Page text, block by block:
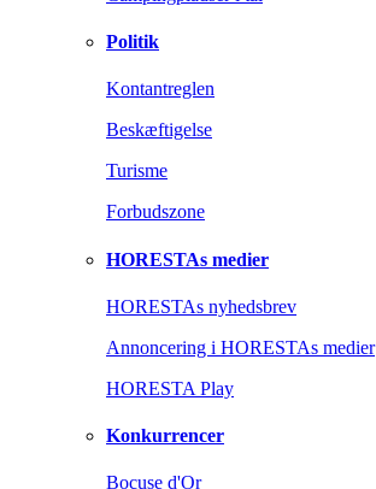
Politik
Kontantreglen
Beskæftigelse
Turisme
Forbudszone
HORESTAs medier
HORESTAs nyhedsbrev
Annoncering i HORESTAs medier
HORESTA Play
Konkurrencer
Bocuse d'Or